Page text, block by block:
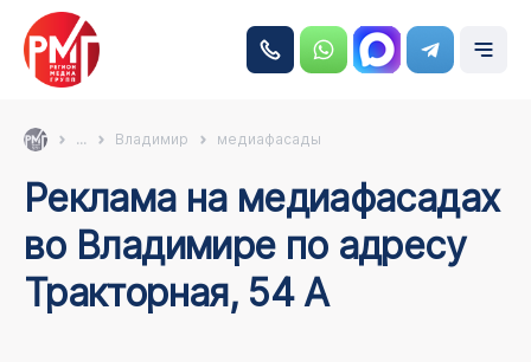
... Владимир медиафасады
Реклама на медиафасадах
во Владимире по адресу
Тракторная, 54 А